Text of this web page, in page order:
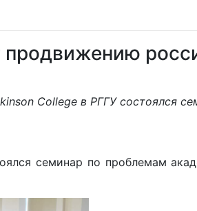
продвижению
College в РГГУ состоялся
семинар по проблемам